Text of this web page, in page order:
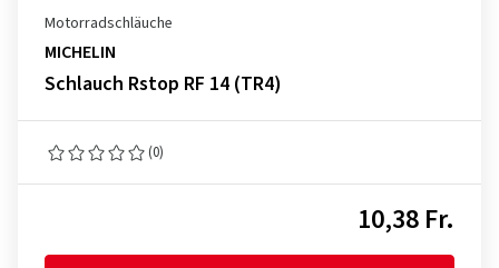
Motorradschläuche
MICHELIN
Schlauch Rstop RF 14 (TR4)
(0)
10,38 Fr.